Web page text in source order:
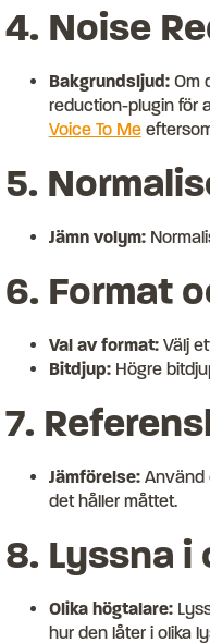
4. Noise
Bakgrundsljud:Om
reduction-plugin för
Voice To Me
5.
Jämn volym:
6. Format
Val av format:Välj
Bitdjup:Högre
7.
Jämförelse:Använd
det håller måttet.
8. Lyssna i
Olika högtalare:
hur den låter i olika